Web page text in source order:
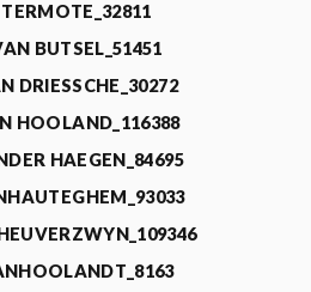
BUTSEL_51451
DRIESSCHE_30272
HOOLAND_116388
HAEGEN_84695